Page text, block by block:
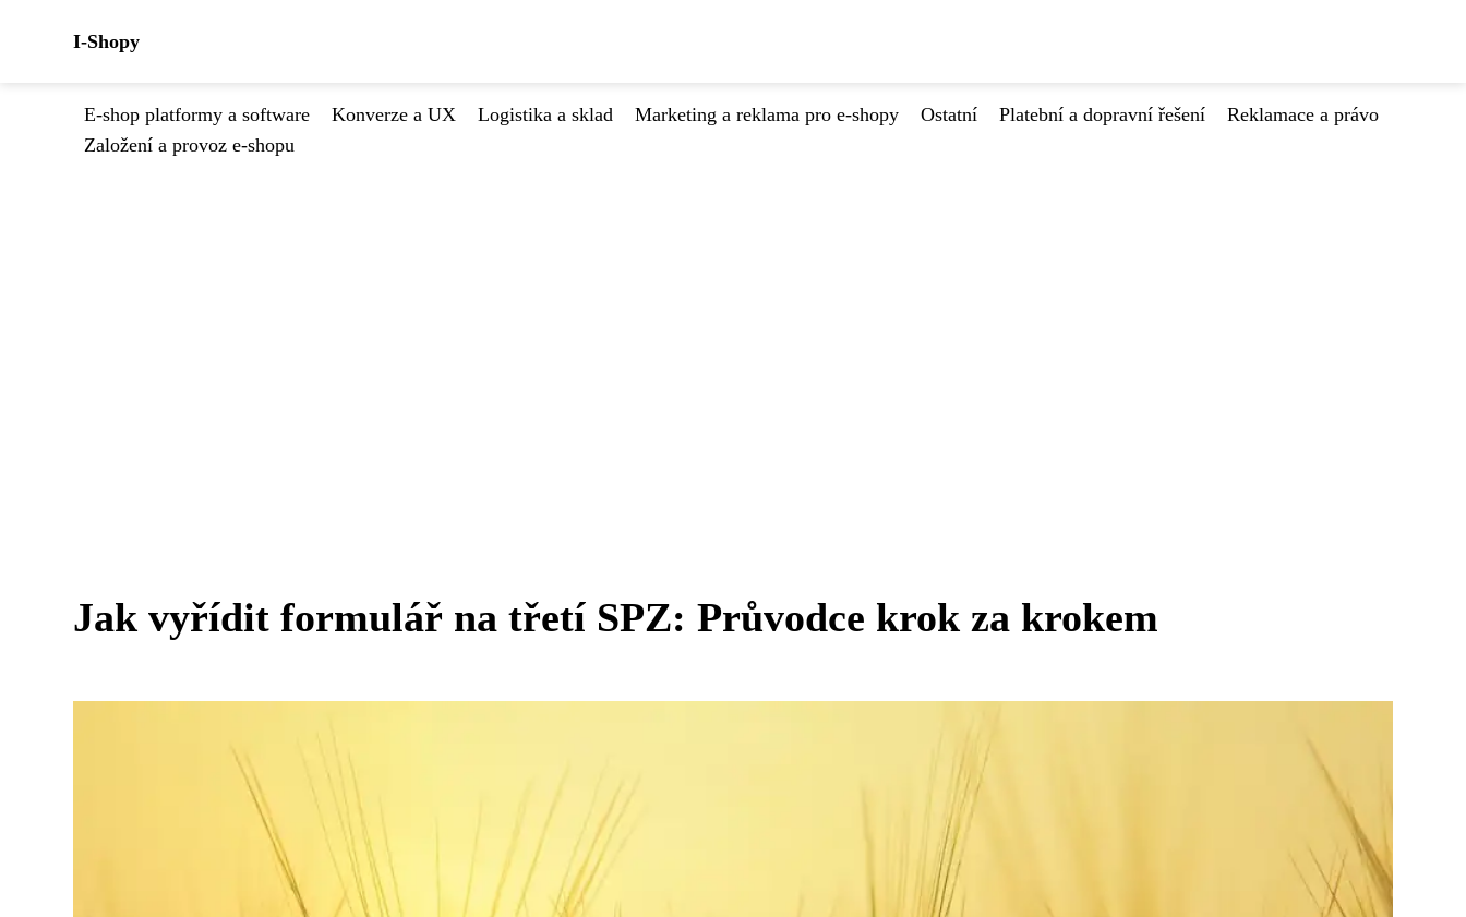
I-Shopy
E-shop platformy a software Konverze a UX Logistika a sklad Marketing a reklama pro e-shopy Ostatní Platební a dopravní řešení
Reklamace a právo
Založení a provoz e-shopu
Jak vyřídit formulář na třetí SPZ: Průvodce krok za krokem